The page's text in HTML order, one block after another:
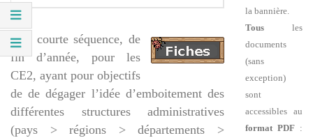
Une courte séquence, de
fin d’année, pour les
CE2, ayant pour objectifs
de de dégager l’idée d’emboitement des
différentes structures administratives
(pays > régions > départements >
la bannière.
Tous les
documents
(sans
exception)
sont
accessibles au
format PDF :